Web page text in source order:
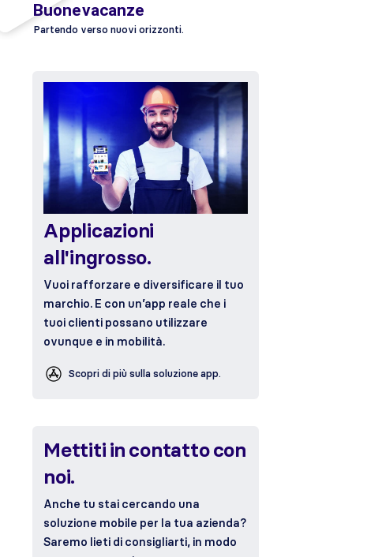
Buone vacanze
Partendo verso nuovi orizzonti.
Applicazioni
all'ingrosso.
Vuoi rafforzare e diversificare il tuo
marchio. E con un’app reale che i
tuoi clienti possano utilizzare
ovunque e in mobilità.
Scopri di più sulla soluzione app.
Mettiti in contatto con
noi.
Anche tu stai cercando una
soluzione mobile per la tua azienda?
Saremo lieti di consigliarti, in modo